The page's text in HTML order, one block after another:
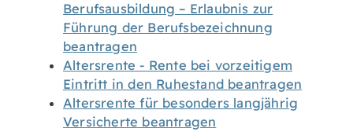
Berufsausbildung – Erlaubnis zur
Führung der Berufsbezeichnung
beantragen
Altersrente - Rente bei vorzeitigem
Eintritt in den Ruhestand beantragen
Altersrente für besonders langjährig
Versicherte beantragen